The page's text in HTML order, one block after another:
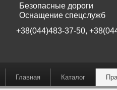
Безопасные дороги
Оснащение спецслужб
+38(044)483-37-50,
Главная Каталог